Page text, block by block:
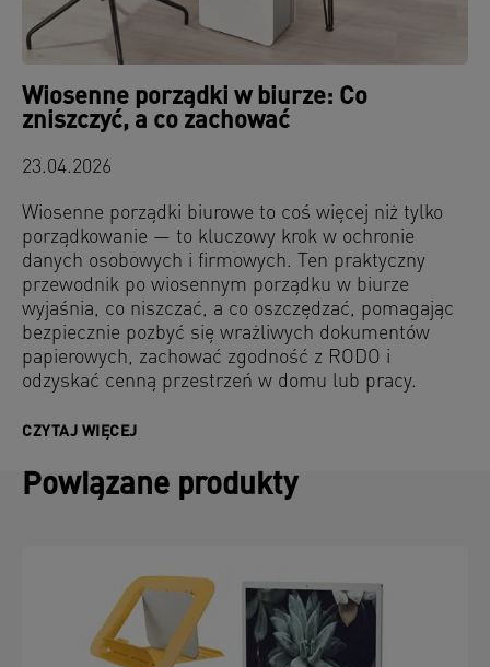
Wiosenne porządki w biurze: Co
zniszczyć, a co zachować
23.04.2026
Wiosenne porządki biurowe to coś więcej niż tylko
porządkowanie — to kluczowy krok w ochronie
danych osobowych i firmowych. Ten praktyczny
przewodnik po wiosennym porządku w biurze
wyjaśnia, co niszczać, a co oszczędzać, pomagając
bezpiecznie pozbyć się wrażliwych dokumentów
papierowych, zachować zgodność z RODO i
odzyskać cenną przestrzeń w domu lub pracy.
CZYTAJ WIĘCEJ
Powiązane produkty